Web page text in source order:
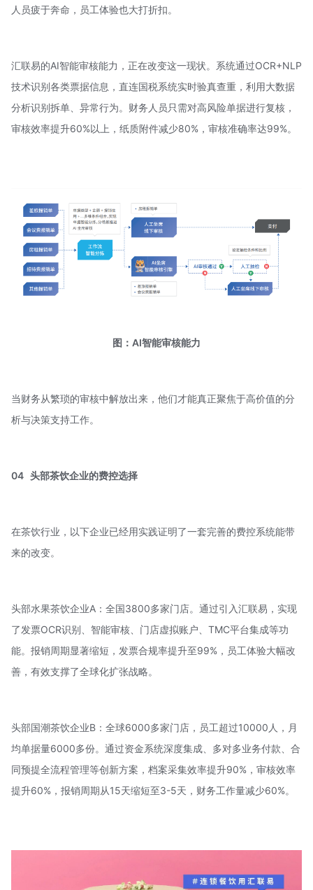
人员疲于奔命，员工体验也大打折扣。
汇联易的AI智能审核能力，正在改变这一现状。系统通过OCR+NLP
技术识别各类票据信息，直连国税系统实时验真查重，利用大数据
分析识别拆单、异常行为。财务人员只需对高风险单据进行复核，
审核效率提升60%以上，纸质附件减少80%，审核准确率达99%。
图：AI智能审核能力
当财务从繁琐的审核中解放出来，他们才能真正聚焦于高价值的分
析与决策支持工作。
04 头部茶饮企业的费控选择
在茶饮行业，以下企业已经用实践证明了一套完善的费控系统能带
来的改变。
头部水果茶饮企业A：全国3800多家门店。通过引入汇联易，实现
了发票OCR识别、智能审核、门店虚拟账户、TMC平台集成等功
能。报销周期显著缩短，发票合规率提升至99%，员工体验大幅改
善，有效支撑了全球化扩张战略。
头部国潮茶饮企业B：全球6000多家门店，员工超过10000人，月
均单据量6000多份。通过资金系统深度集成、多对多业务付款、合
同预提全流程管理等创新方案，档案采集效率提升90%，审核效率
提升60%，报销周期从15天缩短至3-5天，财务工作量减少60%。